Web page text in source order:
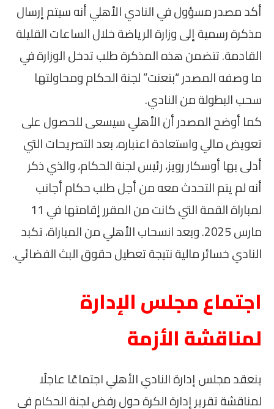
أكد مصدر مسؤول في النادي الأهلي أنه سيتم إرسال
مذكرة رسمية إلى وزارة الرياضة خلال الساعات القليلة
القادمة. تتضمن هذه المذكرة طلب تدخل الوزارة في
ما وصفه المصدر “بتعنت” لجنة الحكام ومحاولتها
سحب البطولة من النادي.
كما أوضح المصدر أن الأهلي سيسعى للحصول على
تعويض مالي واستعادة اعتباره، بعد التصريحات التي
أدلى بها أوسكار رويز، رئيس لجنة الحكام، والذي ذكر
أنه لم يتم التحدث معه من أجل طلب حكام أجانب
لمباراة القمة التي كانت من المقرر إقامتها في 11
مارس 2025. وبعد انسحاب الأهلي من المباراة، تكبد
النادي خسائر مالية نتيجة تعطيل حقوق البث الفضائي.
اجتماع مجلس الإدارة
لمناقشة الأزمة
ينعقد مجلس إدارة النادي الأهلي اجتماعًا عاجلًا
لمناقشة تقرير إدارة الكرة حول رفض لجنة الحكام في